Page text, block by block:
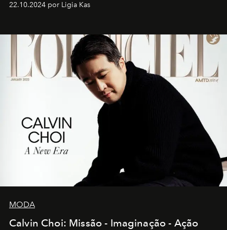
22.10.2024 por Ligia Kas
MODA
Calvin Choi: Missão - Imaginação - Ação